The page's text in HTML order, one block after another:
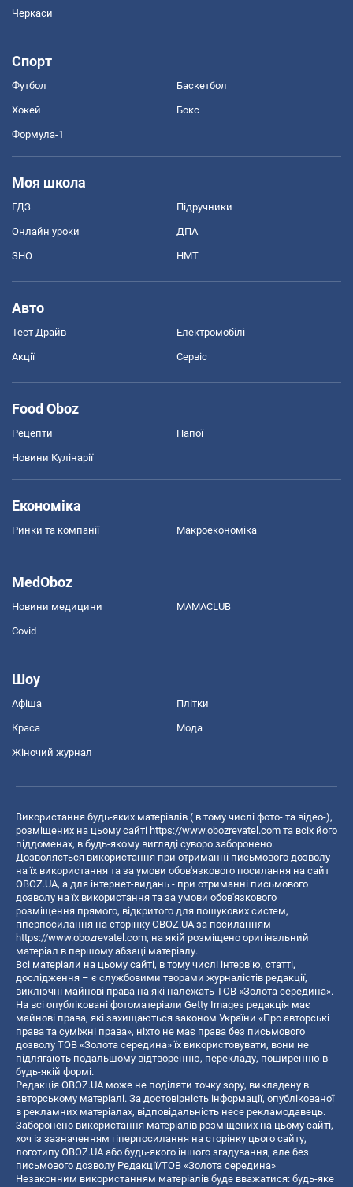
Черкаси
Спорт
Футбол Баскетбол
Хокей Бокс
Формула-1
Моя школа
ГДЗ Підручники
Онлайн уроки ДПА
ЗНО НМТ
Авто
Тест Драйв Електромобілі
Акції Сервіс
Food Oboz
Рецепти Напої
Новини Кулінарії
Економіка
Ринки та компанії Макроекономіка
MedOboz
Новини медицини MAMACLUB
Covid
Шоу
Афіша Плітки
Краса Мода
Жіночий журнал
Використання будь-яких матеріалів ( в тому числі фото- та відео-),
розміщених на цьому сайті https://www.obozrevatel.com та всіх його
піддоменах, в будь-якому вигляді суворо заборонено.
Дозволяється використання при отриманні письмового дозволу
на їх використання та за умови обов'язкового посилання на сайт
OBOZ.UA, а для інтернет-видань - при отриманні письмового
дозволу на їх використання та за умови обов'язкового
розміщення прямого, відкритого для пошукових систем,
гіперпосилання на сторінку OBOZ.UA за посиланням
https://www.obozrevatel.com, на якій розміщено оригінальний
матеріал в першому абзаці матеріалу.
Всі матеріали на цьому сайті, в тому числі інтерв’ю, статті,
дослідження – є службовими творами журналістів редакції,
виключні майнові права на які належать ТОВ «Золота середина».
На всі опубліковані фотоматеріали Getty Images редакція має
майнові права, які захищаються законом України «Про авторські
права та суміжні права», ніхто не має права без письмового
дозволу ТОВ «Золота середина» їх використовувати, вони не
підлягають подальшому відтворенню, перекладу, поширенню в
будь-якій формі.
Редакція OBOZ.UA може не поділяти точку зору, викладену в
авторському матеріалі. За достовірність інформації, опублікованої
в рекламних матеріалах, відповідальність несе рекламодавець.
Заборонено використання матеріалів розміщених на цьому сайті,
хоч із зазначенням гіперпосилання на сторінку цього сайту,
логотипу OBOZ.UA або будь-якого іншого згадування, але без
письмового дозволу Редакції/ТОВ «Золота середина»
Незаконним використанням матеріалів буде вважатися: будь-яке